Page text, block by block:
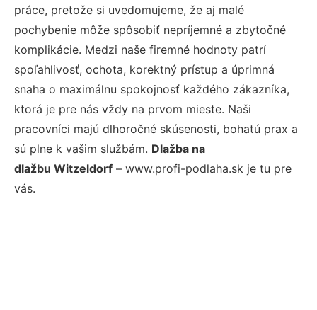
práce, pretože si uvedomujeme, že aj malé
pochybenie môže spôsobiť nepríjemné a zbytočné
komplikácie. Medzi naše firemné hodnoty patrí
spoľahlivosť, ochota, korektný prístup a úprimná
snaha o maximálnu spokojnosť každého zákazníka,
ktorá je pre nás vždy na prvom mieste. Naši
pracovníci majú dlhoročné skúsenosti, bohatú prax a
sú plne k vašim službám. Dlažba na
dlažbu Witzeldorf – www.profi-podlaha.sk je tu pre
vás.